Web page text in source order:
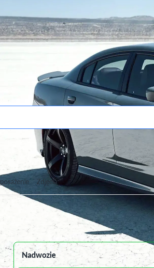
dokładne dane zależne będą od wyboru silnika i wersji.
Zdjęcia
Dane techniczne
Nadwozie